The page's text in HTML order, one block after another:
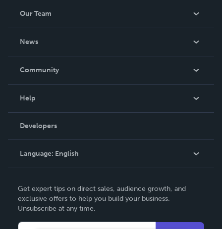
Our Team
News
In The News
Community
Podcast
Help
Order Lookup
Knowledge Base
Contact Support
Developers
Language: English
Deutsch
Français
Get expert tips on direct sales, audience growth, and
exclusive offers to help you build your business.
Unsubscribe at any time.